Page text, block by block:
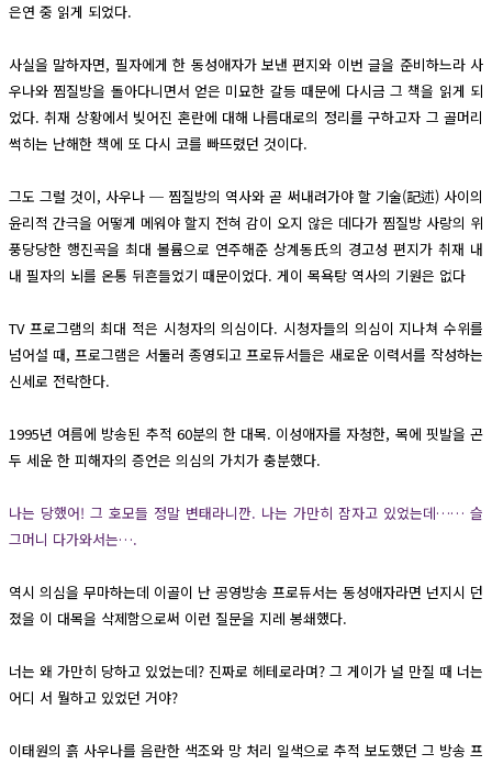
은연 중 읽게 되었다.
사실을 말하자면, 필자에게 한 동성애자가 보낸 편지와 이번 글을 준비하느라 사
우나와 찜질방을 돌아다니면서 얻은 미묘한 갈등 때문에 다시금 그 책을 읽게 되
었다. 취재 상황에서 빚어진 혼란에 대해 나름대로의 정리를 구하고자 그 골머리
썩히는 난해한 책에 또 다시 코를 빠뜨렸던 것이다.
그도 그럴 것이, 사우나 ─ 찜질방의 역사와 곧 써내려가야 할 기술(記述) 사이의
윤리적 간극을 어떻게 메워야 할지 전혀 감이 오지 않은 데다가 찜질방 사랑의 위
풍당당한 행진곡을 최대 볼륨으로 연주해준 상계동氏의 경고성 편지가 취재 내
내 필자의 뇌를 온통 뒤흔들었기 때문이었다. 게이 목욕탕 역사의 기원은 없다
TV 프로그램의 최대 적은 시청자의 의심이다. 시청자들의 의심이 지나쳐 수위를
넘어설 때, 프로그램은 서둘러 종영되고 프로듀서들은 새로운 이력서를 작성하는
신세로 전락한다.
1995년 여름에 방송된 추적 60분의 한 대목. 이성애자를 자청한, 목에 핏발을 곤
두 세운 한 피해자의 증언은 의심의 가치가 충분했다.
나는 당했어! 그 호모들 정말 변태라니깐. 나는 가만히 잠자고 있었는데…… 슬
그머니 다가와서는….
역시 의심을 무마하는데 이골이 난 공영방송 프로듀서는 동성애자라면 넌지시 던
졌을 이 대목을 삭제함으로써 이런 질문을 지레 봉쇄했다.
너는 왜 가만히 당하고 있었는데? 진짜로 헤테로라며? 그 게이가 널 만질 때 너는
어디 서 뭘하고 있었던 거야?
이태원의 흙 사우나를 음란한 색조와 망 처리 일색으로 추적 보도했던 그 방송 프